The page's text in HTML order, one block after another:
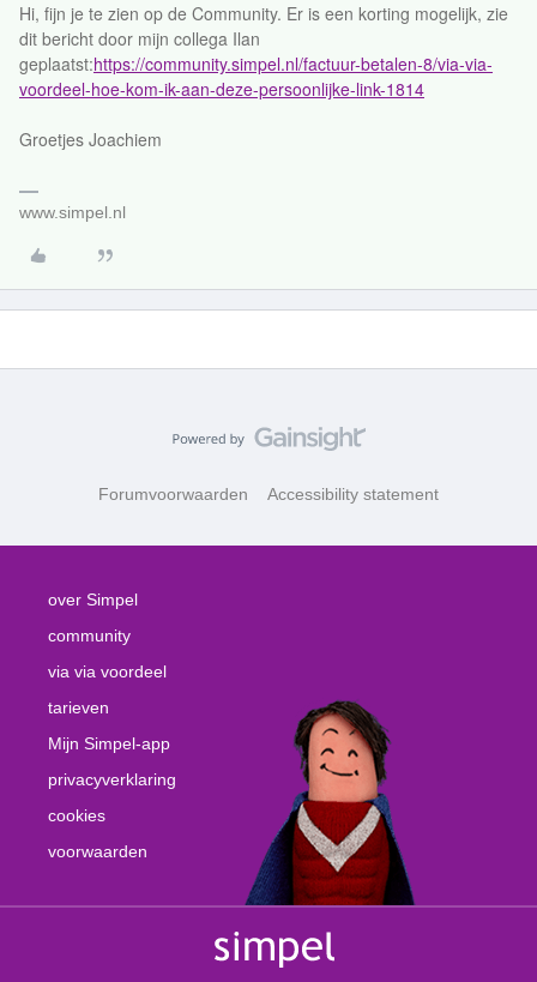
Hi, fijn je te zien op de Community. Er is een korting mogelijk, zie
dit bericht door mijn collega Ilan
geplaatst:https://community.simpel.nl/factuur-betalen-8/via-via-
voordeel-hoe-kom-ik-aan-deze-persoonlijke-link-1814
Groetjes Joachiem
www.simpel.nl
Forumvoorwaarden Accessibility statement
over Simpel
community
via via voordeel
tarieven
Mijn Simpel-app
privacyverklaring
cookies
voorwaarden